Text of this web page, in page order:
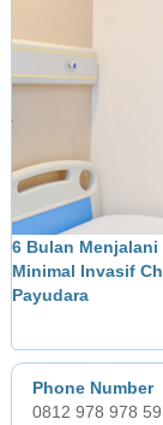
6 Bulan
Minimal Invasif
Payudara
0812 978 978 59,